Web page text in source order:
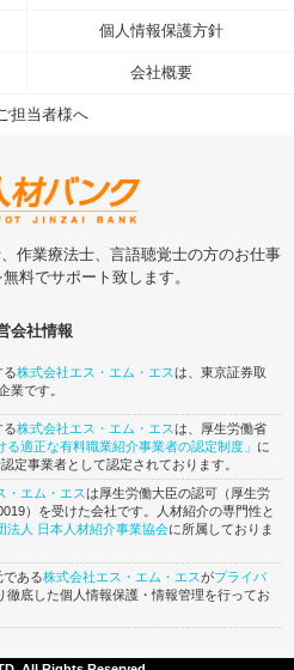
個人情報保護方針
会社概要
担当者様へ
作業療法士、言語聴覚士の方のお仕事
料でサポート致します。
会社情報
る株式会社エス・エム・エスは、東京証券取
業です。
る株式会社エス・エム・エスは、厚生労働省
る適正な有料職業紹介事業者の認定制度」 に
定事業者として認定されております。
・エム・エスは厚生労働大臣の認可（厚生労
）を受けた会社です。人材紹介の専門性と
法人 日本人材紹介事業協会に所属しておりま
である株式会社エス・エム・エスがプライバ
徹底した個人情報保護・情報管理を行ってお